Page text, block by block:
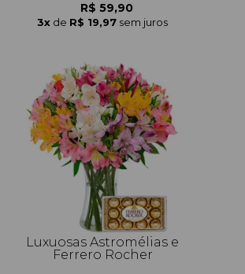
R$ 59,90
3x de R$ 19,97 sem juros
Luxuosas Astromélias e
Ferrero Rocher